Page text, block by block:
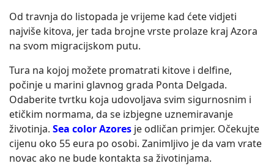
Od travnja do listopada je vrijeme kad ćete vidjeti
najviše kitova, jer tada brojne vrste prolaze kraj Azora
na svom migracijskom putu.
Tura na kojoj možete promatrati kitove i delfine,
počinje u marini glavnog grada Ponta Delgada.
Odaberite tvrtku koja udovoljava svim sigurnosnim i
etičkim normama, da se izbjegne uznemiravanje
životinja. Sea color Azores je odličan primjer. Očekujte
cijenu oko 55 eura po osobi. Zanimljivo je da vam vrate
novac ako ne bude kontakta sa životinjama.